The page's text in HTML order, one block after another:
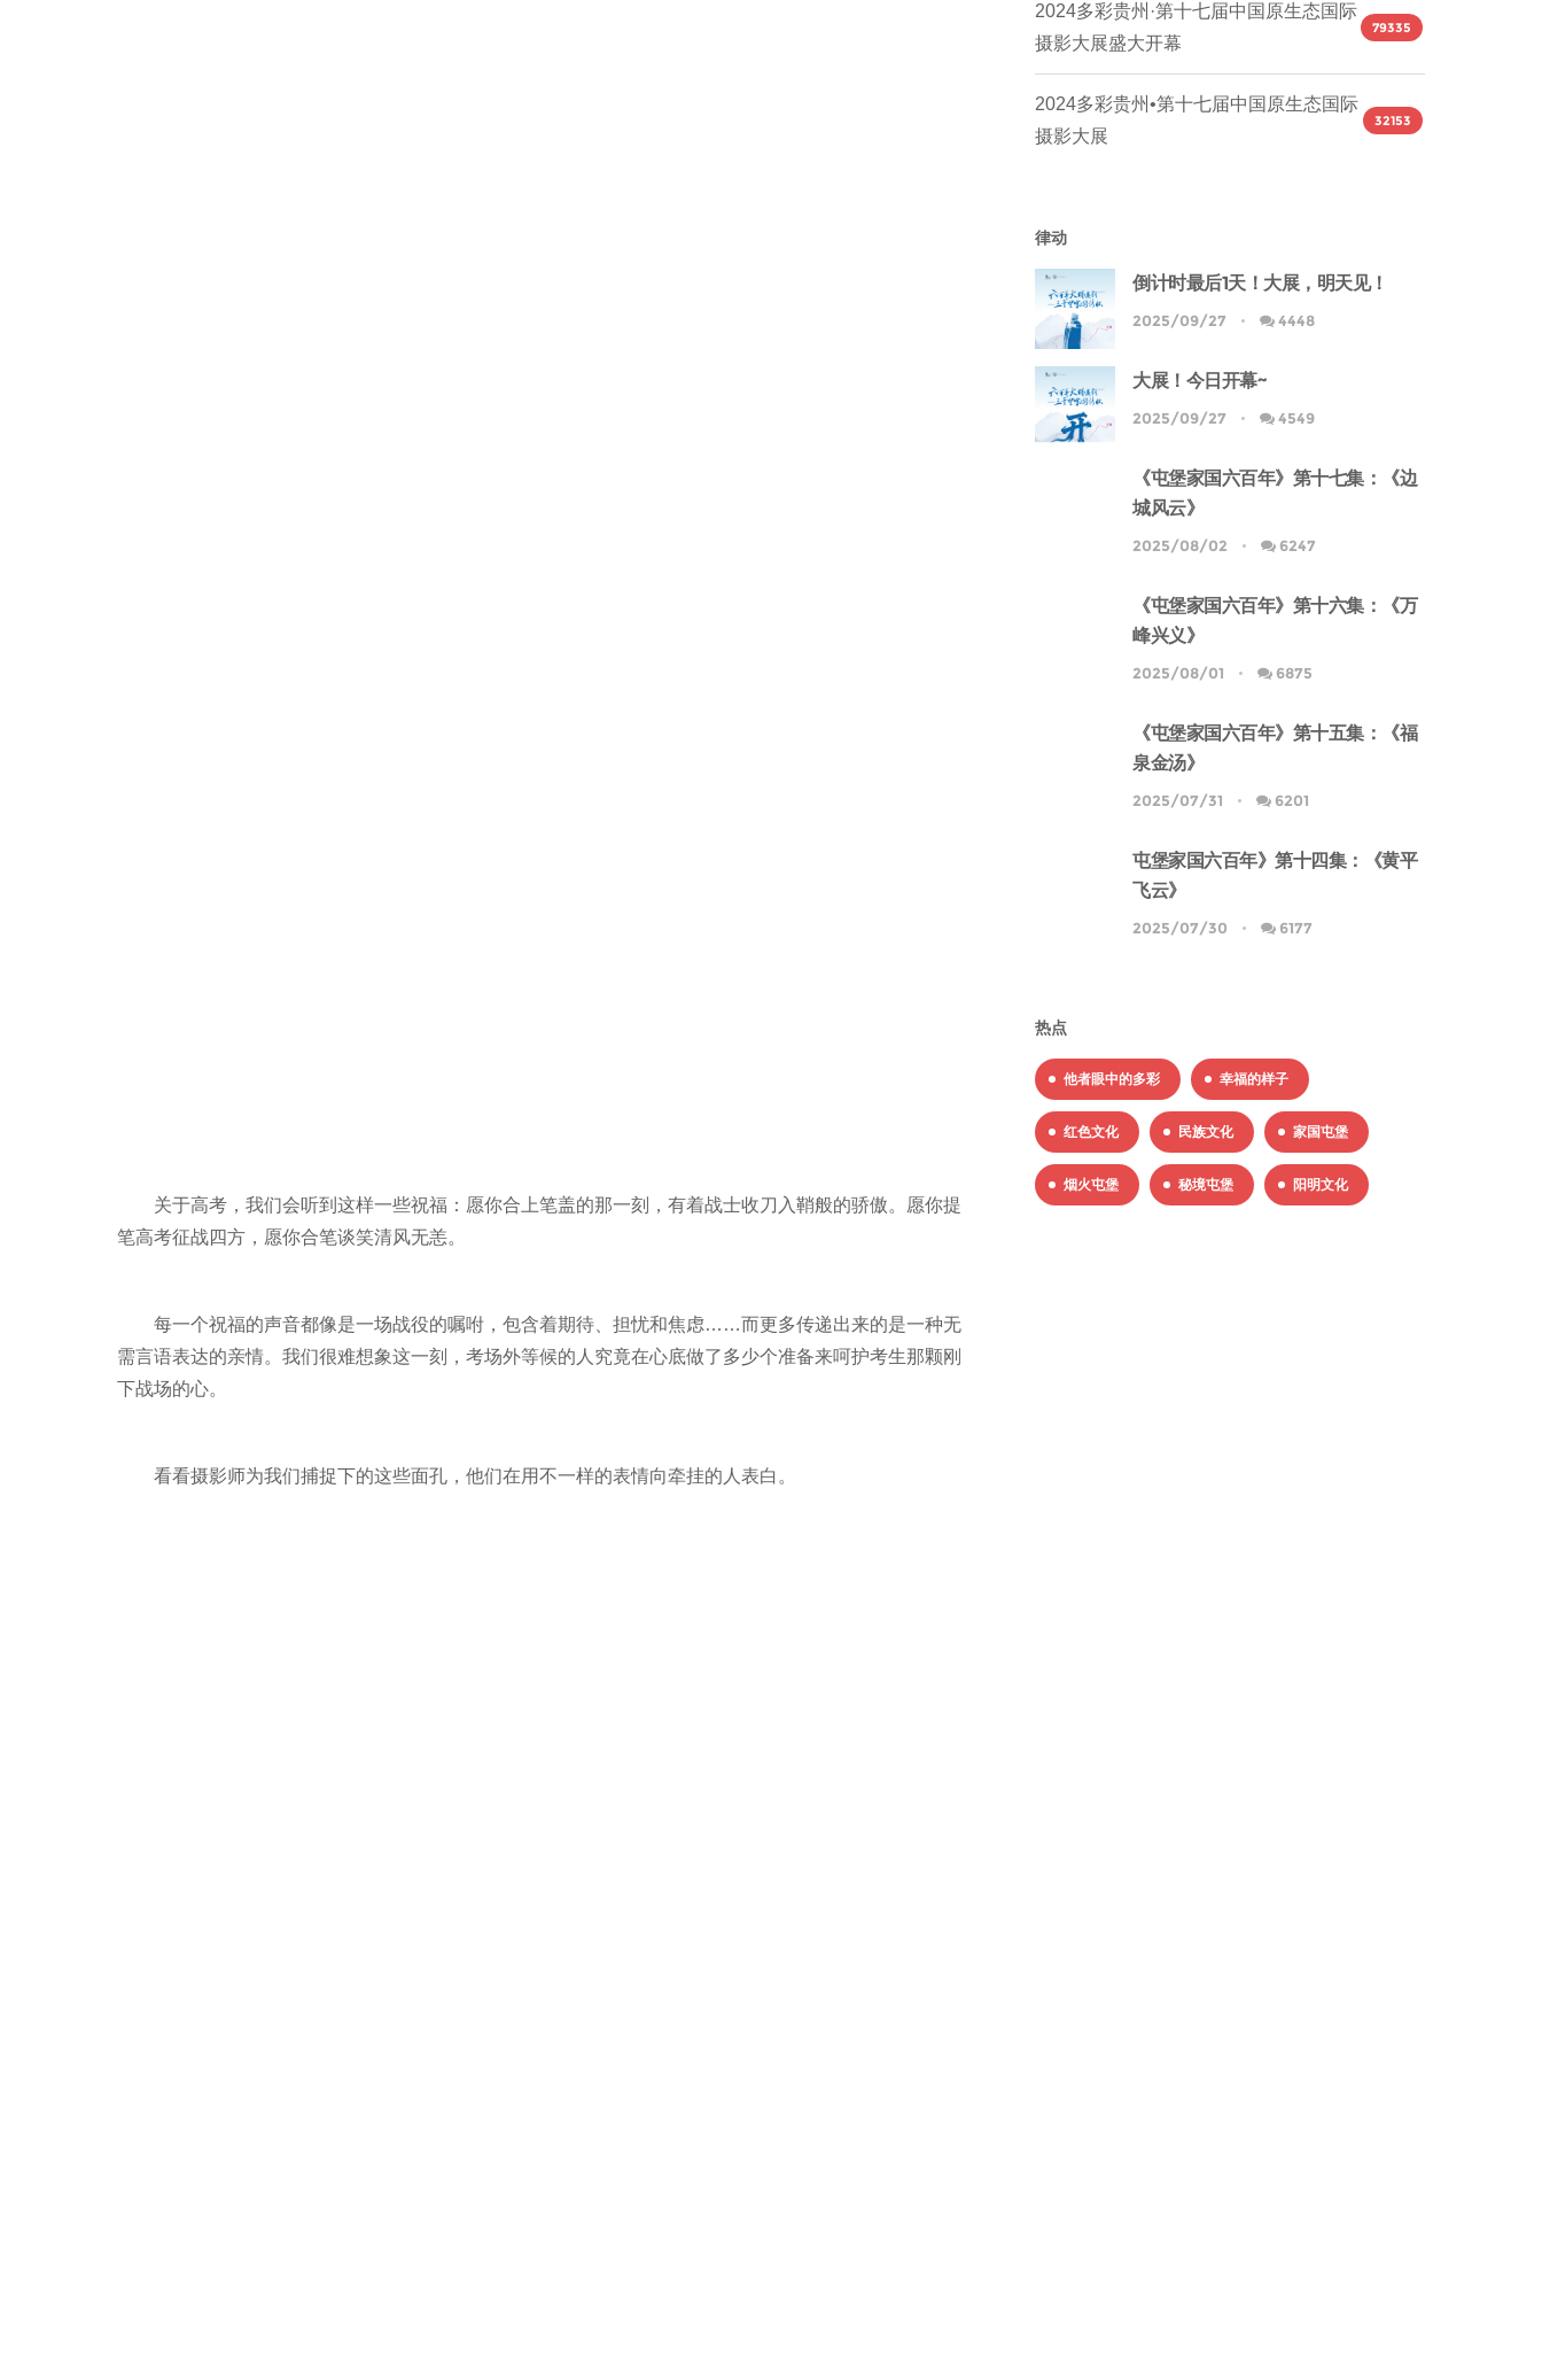
关于高考，我们会听到这样一些祝福：愿你合上笔盖的那一刻，有着战士收刀入鞘般的骄傲。愿你提
笔高考征战四方，愿你合笔谈笑清风无恙。
每一个祝福的声音都像是一场战役的嘱咐，包含着期待、担忧和焦虑……而更多传递出来的是一种无
需言语表达的亲情。我们很难想象这一刻，考场外等候的人究竟在心底做了多少个准备来呵护考生那颗刚
下战场的心。
看看摄影师为我们捕捉下的这些面孔，他们在用不一样的表情向牵挂的人表白。
2024多彩贵州·第十七届中国原生态国际
摄影大展盛大开幕
79335
2024多彩贵州•第十七届中国原生态国际
摄影大展
32153
律动
倒计时最后1天！大展，明天见！
2025/09/27 4448
大展！今日开幕~
2025/09/27 4549
《屯堡家国六百年》第十七集：《边
城风云》
2025/08/02 6247
《屯堡家国六百年》第十六集：《万
峰兴义》
2025/08/01 6875
《屯堡家国六百年》第十五集：《福
泉金汤》
2025/07/31 6201
屯堡家国六百年》第十四集：《黄平
飞云》
2025/07/30 6177
热点
他者眼中的多彩 幸福的样子
红色文化 民族文化 家国屯堡
烟火屯堡 秘境屯堡 阳明文化